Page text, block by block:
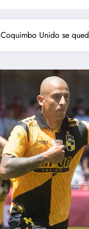
Coquimbo Unido se